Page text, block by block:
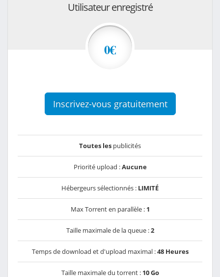
Utilisateur enregistré
0€
Inscrivez-vous gratuitement
Toutes les publicités
Priorité upload :Aucune
Hébergeurs sélectionnés : LIMITÉ
Max Torrent en parallèle : 1
Taille maximale de la queue :2
Temps de download et d'upload maximal :48 Heures
Taille maximale du torrent : 10 Go